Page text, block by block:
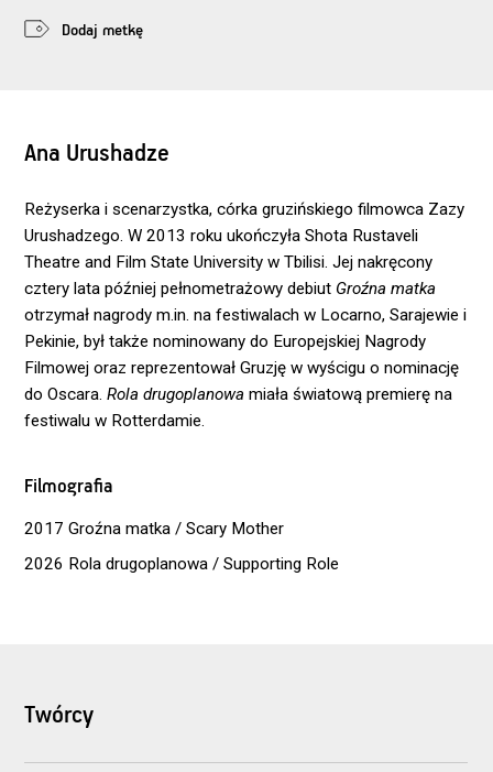
Dodaj metkę
Ana Urushadze
Reżyserka i scenarzystka, córka gruzińskiego filmowca Zazy
Urushadzego. W 2013 roku ukończyła Shota Rustaveli
Theatre and Film State University w Tbilisi. Jej nakręcony
cztery lata później pełnometrażowy debiut Groźna matka
otrzymał nagrody m.in. na festiwalach w Locarno, Sarajewie i
Pekinie, był także nominowany do Europejskiej Nagrody
Filmowej oraz reprezentował Gruzję w wyścigu o nominację
do Oscara.Rola drugoplanowa miała światową premierę na
festiwalu w Rotterdamie.
Filmografia
2017 Groźna matka / Scary Mother
2026 Rola drugoplanowa / Supporting Role
Twórcy